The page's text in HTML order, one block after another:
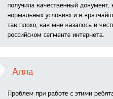
получила качественный
нормальных условиях и в
так плохо, как мне казалось и
российском сегменте интернета.
Алла
Проблем при работе с этими